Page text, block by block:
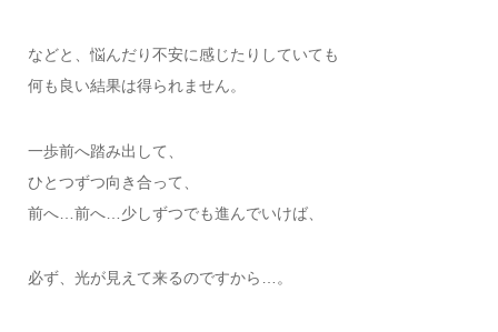
などと、悩んだり不安に感じたりしていても
何も良い結果は得られません。
一歩前へ踏み出して、
ひとつずつ向き合って、
前へ…前へ…少しずつでも進んでいけば、
必ず、光が見えて来るのですから…。